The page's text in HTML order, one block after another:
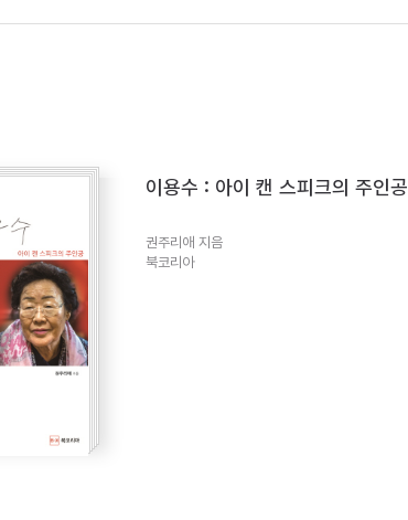
이용수 : 아이 캔 스피크의 주인공
권주리애 지음
북코리아